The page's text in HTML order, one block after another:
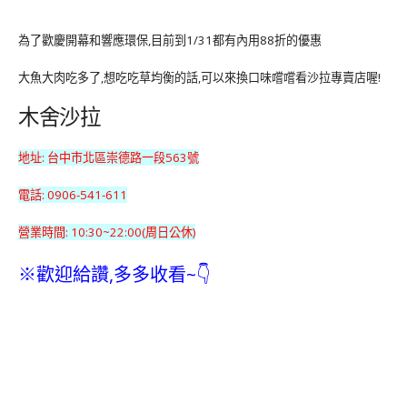
為了歡慶開幕和響應環保,目前到1/31都有內用88折的優惠
大魚大肉吃多了,想吃吃草均衡的話,可以來換口味嚐嚐看沙拉專賣店喔!
木舍沙拉
地址: 台中市北區崇德路一段563號
電話: 0906-541-611
營業時間: 10:30~22:00(周日公休)
※歡迎給讚,多多收看~👇